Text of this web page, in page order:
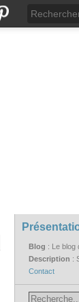
Blog : Le blog
Description :
Contact